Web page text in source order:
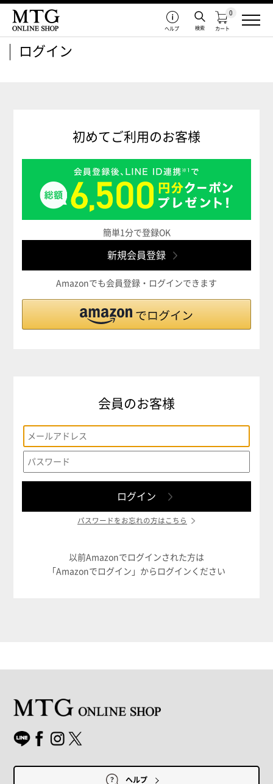
カート
0
検索
ヘルプ
ログイン
初めてご利用のお客様
簡単1分で登録OK
Amazonでも会員登録・ログインできます
会員のお客様
パスワードをお忘れの方はこちら
以前Amazonでログインされた方は
「Amazonでログイン」からログインください
ヘルプ